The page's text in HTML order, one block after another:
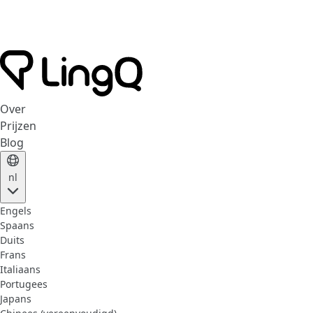
Over
Prijzen
Blog
nl
Engels
Spaans
Duits
Frans
Italiaans
Portugees
Japans